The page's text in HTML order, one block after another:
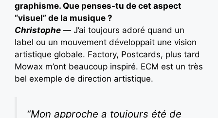
graphisme. Que penses-tu de cet aspect
“visuel” de la musique ?
Christophe —J’ai toujours adoré quand un
label ou un mouvement développait une vision
artistique globale. Factory, Postcards, plus tard
Mowax m’ont beaucoup inspiré. ECM est un très
bel exemple de direction artistique.
“Mon approche a toujours été de